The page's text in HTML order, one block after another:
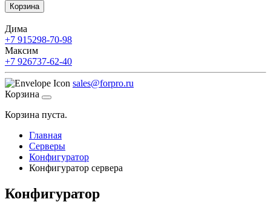
Корзина
Дима
+7 915298-70-98
Максим
+7 926737-62-40
sales@forpro.ru
Корзина
Корзина пуста.
Главная
Серверы
Конфигуратор
Конфигуратор сервера
Конфигуратор